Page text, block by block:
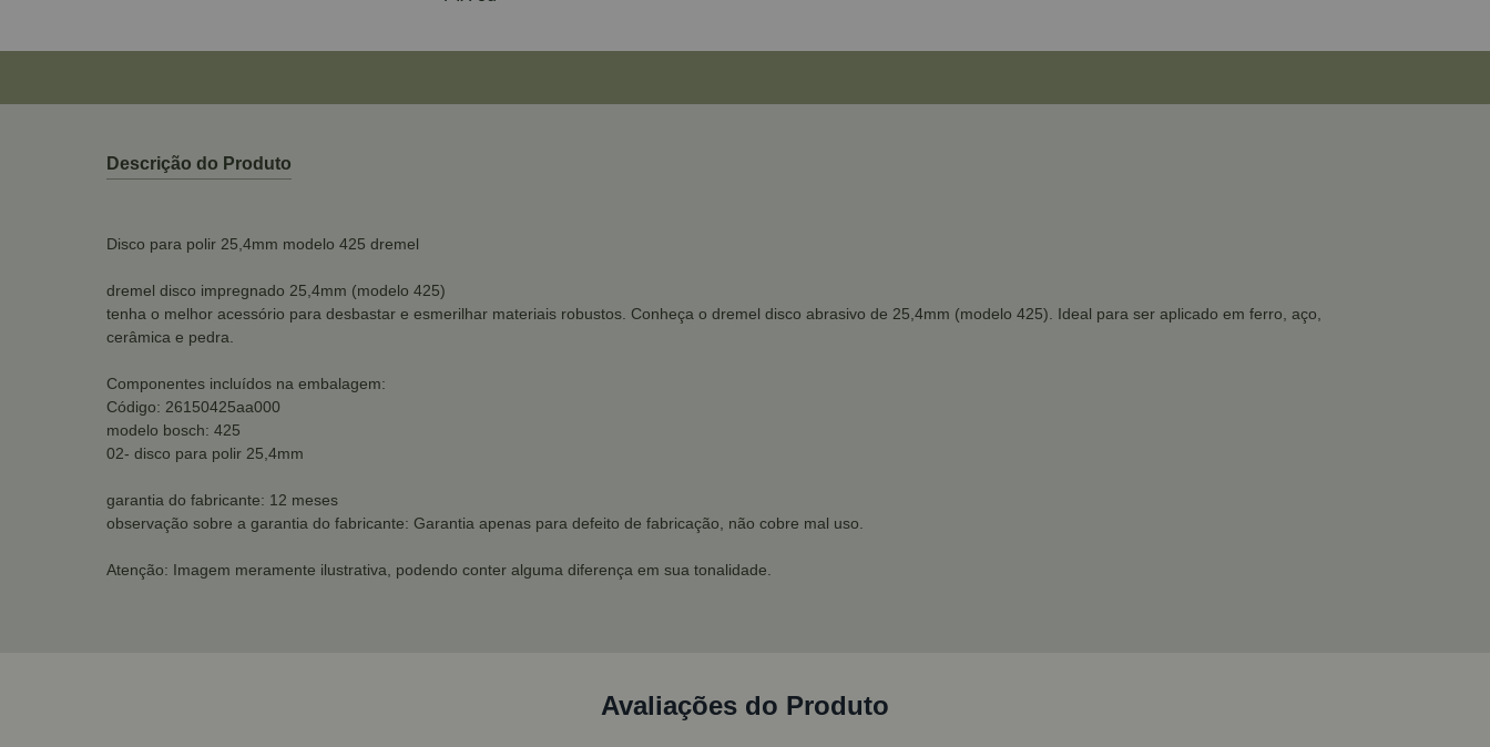
Descrição do Produto
Disco para polir 25,4mm modelo 425 dremel
dremel disco impregnado 25,4mm (modelo 425)
tenha o melhor acessório para desbastar e esmerilhar materiais robustos. Conheça o dremel disco abrasivo de 25,4mm (modelo 425). Ideal para ser aplicado em ferro, aço,
cerâmica e pedra.
Componentes incluídos na embalagem:
Código: 26150425aa000
modelo bosch: 425
02- disco para polir 25,4mm
garantia do fabricante: 12 meses
observação sobre a garantia do fabricante: Garantia apenas para defeito de fabricação, não cobre mal uso.
Atenção: Imagem meramente ilustrativa, podendo conter alguma diferença em sua tonalidade.
Avaliações do Produto